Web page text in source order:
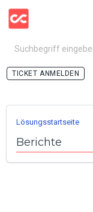
ANMELDEN
Lösungsstartseite
Berichte